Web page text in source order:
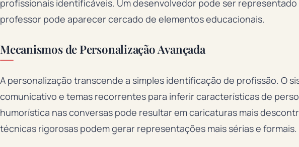
profissionais identificáveis. Um desenvolvedor pode ser
professor pode aparecer cercado de elementos educacionais.
Mecanismos de Personalização Avançada
A personalização transcende a simples identificação de profissão. O
comunicativo e temas recorrentes para inferir características de
humorística nas conversas pode resultar em caricaturas mais
técnicas rigorosas podem gerar representações mais sérias e formais.